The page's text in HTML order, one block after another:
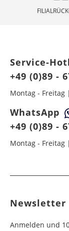
Service-
+49 (0)89 -
Montag - Freitag
WhatsApp
+49 (0)89 -
Montag - Freitag
Newsletter
Anmelden und